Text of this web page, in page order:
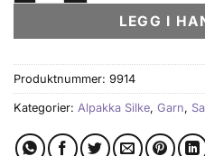
LEGG I
Produktnummer: 9914
Kategorier: Alpakka Silke, Garn,